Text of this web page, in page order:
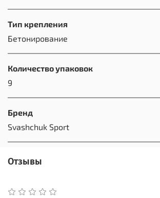
Тип крепления
Бетонирование
Количество упаковок
9
Бренд
Svashchuk Sport
Отзывы